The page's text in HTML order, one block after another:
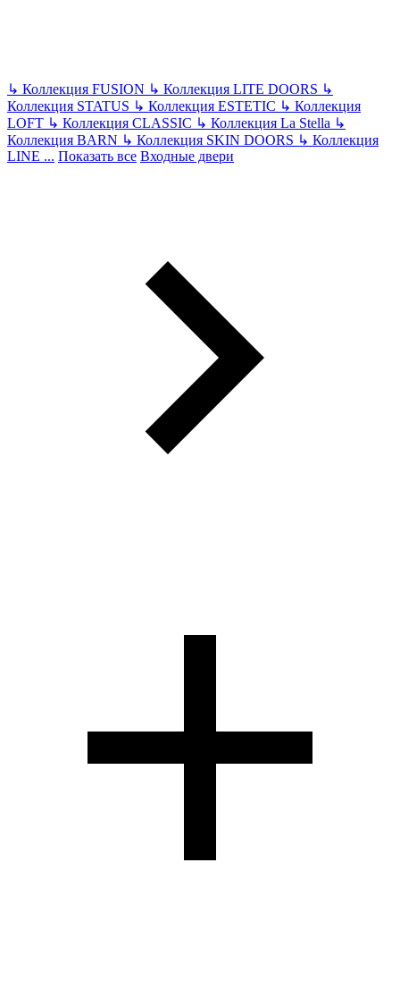
↳ Коллекция FUSION ↳ Коллекция LITE DOORS ↳
Коллекция STATUS ↳ Коллекция ESTETIC ↳ Коллекция
LOFT ↳ Коллекция CLASSIC ↳ Коллекция La Stella ↳
Коллекция BARN ↳ Коллекция SKIN DOORS ↳ Коллекция
LINE ... Показать все Входные двери